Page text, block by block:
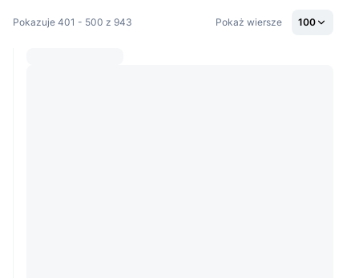
Pokazuje 401 - 500 z 943 Pokaż wiersze 100